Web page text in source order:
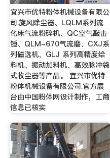
宜兴市优特粉体机械设备有限公
司.旋风除尘器、LQLM系列流
化床气流粉碎机、QC空气敲击
锤、QLM-670气流磨、CXJ系
列磁选机、GLJ 系列高精度给
料机、振动加料机、高效脉冲袋
式收尘器等产品。 宜兴市优特
粉体机械设备有限公司.官方展
台由中国粉体网设计制作，工商
信息已核实